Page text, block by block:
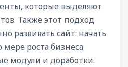
которые выделяют
Также этот подход
развивать сайт: начать
роста бизнеса
модули и доработки.